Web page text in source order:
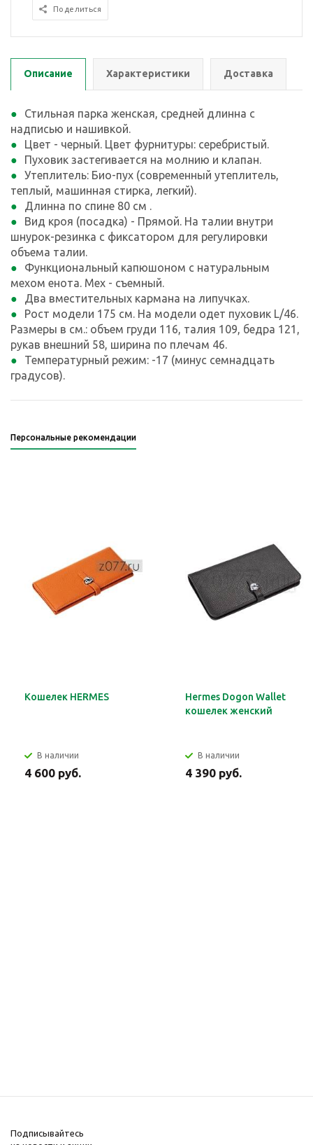
Поделиться
Описание Характеристики Доставка
Стильная парка женская, средней длинна с
надписью и нашивкой.
Цвет - черный. Цвет фурнитуры: серебристый.
Пуховик застегивается на молнию и клапан.
Утеплитель: Био-пух (современный утеплитель,
теплый, машинная стирка, легкий).
Длинна по спине 80 см .
Вид кроя (посадка) - Прямой. На талии внутри
шнурок-резинка с фиксатором для регулировки
объема талии.
Функциональный капюшоном с натуральным
мехом енота. Мех - съемный.
Два вместительных кармана на липучках.
Рост модели 175 см. На модели одет пуховик L/46.
Размеры в см.: объем груди 116, талия 109, бедра 121,
рукав внешний 58, ширина по плечам 46.
Температурный режим: -17 (минус семнадцать
градусов).
Персональные рекомендации
Кошелек HERMES
В наличии
4 600 руб.
Hermes Dogon Wallet
кошелек женский
В наличии
4 390 руб.
Подписывайтесь